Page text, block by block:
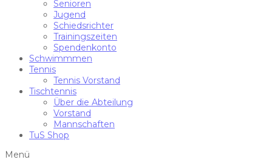
Senioren
Jugend
Schiedsrichter
Trainingszeiten
Spendenkonto
Schwimmmen
Tennis
Tennis Vorstand
Tischtennis
Über die Abteilung
Vorstand
Mannschaften
TuS Shop
Menü